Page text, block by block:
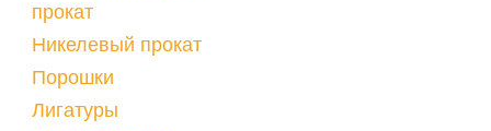
прокат
Никелевый прокат
Порошки
Лигатуры